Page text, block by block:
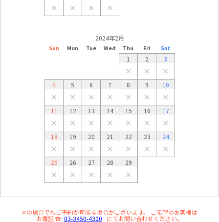
✕ ✕ ✕ ✕
2024年2月
Sun Mon Tue Wed Thu Fri Sat
1
✕
2
✕
3
✕
4
✕
5
✕
6
✕
7
✕
8
✕
9
✕
10
✕
11
✕
12
✕
13
✕
14
✕
15
✕
16
✕
17
✕
18
✕
19
✕
20
✕
21
✕
22
✕
23
✕
24
✕
25
✕
26
✕
27
✕
28
✕
29
✕
✕の場合でもご予約が可能な場合がございます。 ご希望のお客様は
お電話 ☎ 03-3450-4300 にてお問い合わせください。